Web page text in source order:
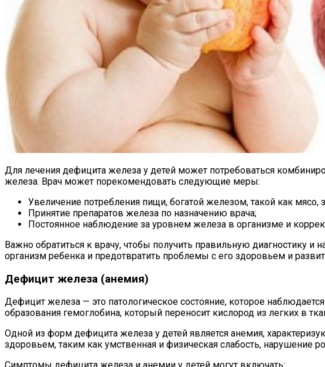
Для лечения дефицита железа у детей может потребоваться
железа. Врач может порекомендовать следующие меры:
Увеличение потребления пищи, богатой железом, такой как
Принятие препаратов железа по назначению врача;
Постоянное наблюдение за уровнем железа в организме и
Важно обратиться к врачу, чтобы получить правильную диагностику
организм ребенка и предотвратить проблемы с его здоровьем и
Дефицит железа (анемия)
Дефицит железа — это патологическое состояние, которое
образования гемоглобина, который переносит кислород из легких в
Одной из форм дефицита железа у детей является анемия,
здоровьем, таким как умственная и физическая слабость,